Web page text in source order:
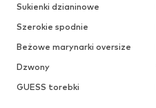
Sukienki dzianinowe
Szerokie spodnie
Beżowe marynarki oversize
Dzwony
GUESS torebki